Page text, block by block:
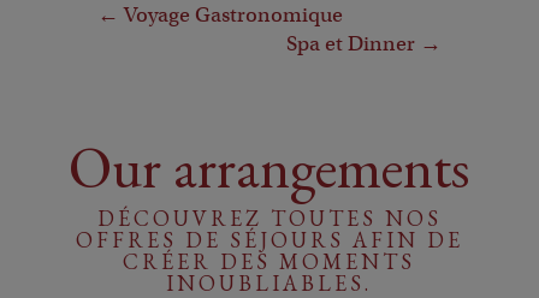
←Voyage Gastronomique
Spa et Dinner →
Our arrangements
DÉCOUVREZ TOUTES NOS
OFFRES DE SÉJOURS AFIN DE
CRÉER DES MOMENTS
INOUBLIABLES.